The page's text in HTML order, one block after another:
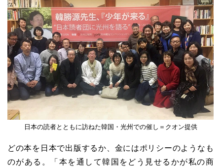
日本の読者とともに訪ねた韓国・光州での催し＝クオン提供
どの本を日本で出版するか、金にはポリシーのようなも
のがある。「本を通して韓国をどう見せるかが私の商